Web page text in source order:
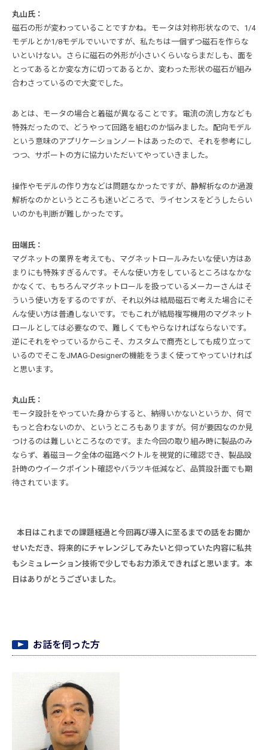
丸山氏：
磁石の形が変わっていることですかね。モータは対称形状なので、1/4
モデルとか1/8モデルでいいですが、私たちは一個ずつ磁石を作らな
いといけない。さらに磁石の外形が小さいくらいならまだしも、面を
とってあるとか変な方に切ってあるとか、変わった形状の磁石が組み
合わさっているので大変でした。
あとは、モータの場合と着磁が異なることです。電流の流し方なども
特殊だったので、どうやって回路を組むのか悩みました。配向モデル
という意味のアプリケーションノートはあったので、それを参考にし
つつ、サポートの方に協力いただいてやっていきました。
操作やモデルの作り方などは問題なかったですが、静解析なのか過渡
解析なのかというところも迷いどころで、ライセンスをどうしたらい
いのかも判断が難しかったです。
田端氏：
マグネットの業界を考えても、マグネットロールみたいな使い方はあ
まりにも特殊すぎるんです。そんな使い方をしているところはなかな
かなくて、もちろんマグネットロールを扱っているメーカーさんはそ
ういう使い方をするのですが、それ以外は結局磁石で考えた場合にそ
んな使い方は普通しないです。でもこれが結局複写機用のマグネット
ロールとしては必要なので、難しくてもやらなければならないです。
逆にそれをやっているからこそ、カスタムで商売としても成り立って
いるのでそこをJMAG-Designerの機能をうまく使ってやっていければ
と思います。
丸山氏：
モータ設計をやっていた身からすると、納得いかないというか、何で
もっと合わないのか、というところもありますが。何が要因なのか見
つけるのは難しいところなのです。また今回の取り組み時に製品のみ
ならず、着磁ヨーク全体の磁路ベクトルを視覚的に確認でき、製品設
計時のウイークポイント確認やバラツキ低減など、品質設計面でも期
待されています。
本日はこれまでの課題経過と今回再び導入に至るまでの話をお聞か
せいただき、将来的にチャレンジしてみたいと仰っていた内容に私共
もシミュレーション技術で少しでもお力添えできればと思います。本
日はありがとうございました。
お話を伺った方